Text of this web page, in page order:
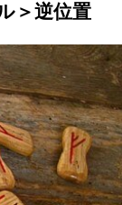
＞逆位置